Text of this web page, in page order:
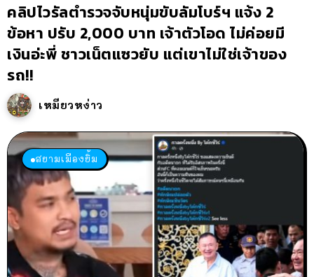
คลิปไวรัลตำรวจจับหนุ่มขับลัมโบร์ฯ แจ้ง 2
ข้อหา ปรับ 2,000 บาท เจ้าตัวโอด ไม่ค่อยมี
เงินอ่ะพี่ ชาวเน็ตแซวยับ แต่เขาไม่ใช่เจ้าของ
รถ!!
เหมียวหง่าว
สยามเมืองยิ้ม